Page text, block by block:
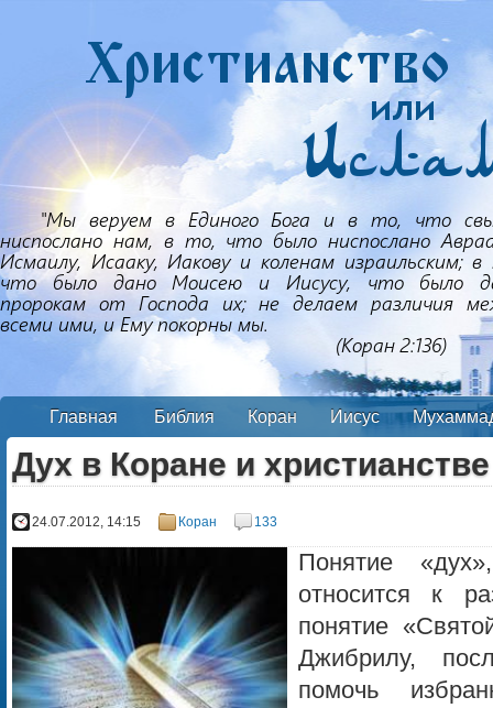
Главная Библия Коран Иисус
Дух в Коране и христианстве
24.07.2012, 14:15 Коран 133
Понятие
относится к
понятие
Джибрилу,
помочь